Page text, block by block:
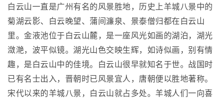
白云山一直是广州有名的风景胜地，历史上羊城八景中的
菊湖云影、白云晚望、蒲间濂泉、景泰僧归都在白云山
里。金液池位于白云山麓，是一座风光如画的湖泊，湖光
潋滟，波平似镜。湖光山色交映生辉，如诗似画，别有情
趣，是白云山中的佳境。白云山很早就知名于世。战国时
已有名士出入，晋朝时已风景宜人，唐朝便以胜地著称。
宋代以来的羊城八景，白云山就占多处。羊城人们一向喜